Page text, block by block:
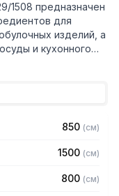
1508 предназначен
для
изделий, а
и кухонного
питания и
мм нержавеющей
AISI 304
850 (см)
1500 (см)
800 (см)